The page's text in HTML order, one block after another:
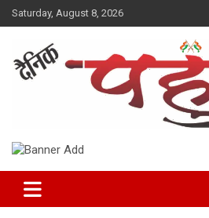
Skip
to
Saturday, August 8, 2026
Dainik Pahuna